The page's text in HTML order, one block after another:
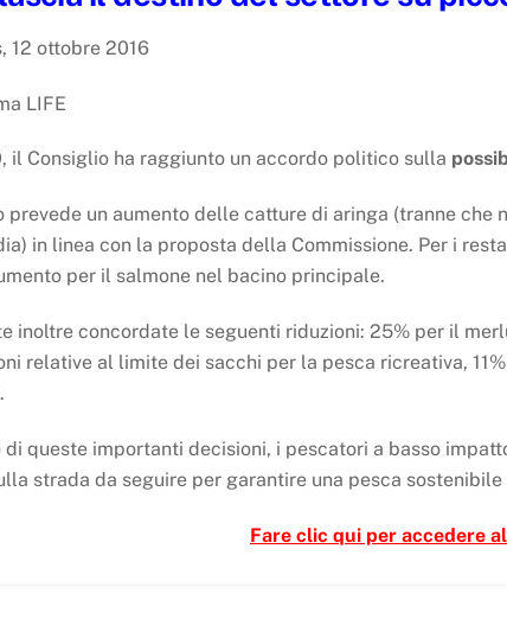
12 ottobre 2016
LIFE
il Consiglio ha raggiunto un accordo politico sulla
prevede un aumento delle catture di aringa (tranne che
in linea con la proposta della Commissione. Per i
per il salmone nel bacino principale.
inoltre concordate le seguenti riduzioni: 25% per il
relative al limite dei sacchi per la pesca ricreativa,
di queste importanti decisioni, i pescatori a basso
strada da seguire per garantire una pesca
Fare clic qui per accedere